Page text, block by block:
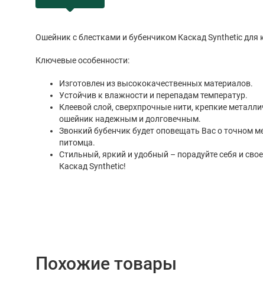
Ошейник с блестками и бубенчиком Каскад Synthetic для
Ключевые особенности:
Изготовлен из высококачественных материалов.
Устойчив к влажности и перепадам температур.
Клеевой слой, сверхпрочные нити, крепкие
ошейник надежным и долговечным.
Звонкий бубенчик будет оповещать Вас о точном
питомца.
Стильный, яркий и удобный – порадуйте себя и
Каскад Synthetic!
Похожие товары